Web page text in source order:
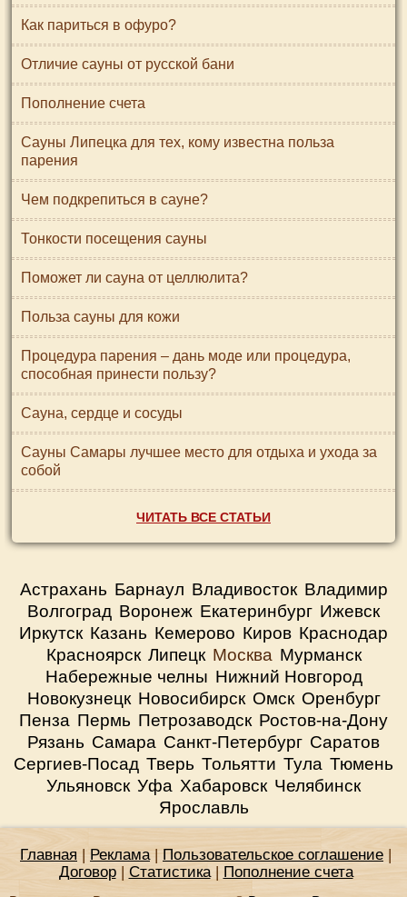
Как париться в офуро?
Отличие сауны от русской бани
Пополнение счета
Сауны Липецка для тех, кому известна польза
парения
Чем подкрепиться в сауне?
Тонкости посещения сауны
Поможет ли сауна от целлюлита?
Польза сауны для кожи
Процедура парения – дань моде или процедура,
способная принести пользу?
Сауна, сердце и сосуды
Сауны Самары лучшее место для отдыха и ухода за
собой
ЧИТАТЬ ВСЕ СТАТЬИ
Астрахань Барнаул Владивосток Владимир
Волгоград Воронеж Екатеринбург Ижевск
Иркутск Казань Кемерово Киров Краснодар
Красноярск Липецк Москва Мурманск
Набережные челны Нижний Новгород
Новокузнецк Новосибирск Омск Оренбург
Пенза Пермь Петрозаводск Ростов-на-Дону
Рязань Самара Санкт-Петербург Саратов
Сергиев-Посад Тверь Тольятти Тула Тюмень
Ульяновск Уфа Хабаровск Челябинск
Ярославль
Главная |Реклама| Пользовательское соглашение |
Договор| Статистика| Пополнение счета